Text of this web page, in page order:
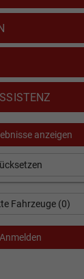
anzeigen
Fahrzeuge (0)
Anmelden